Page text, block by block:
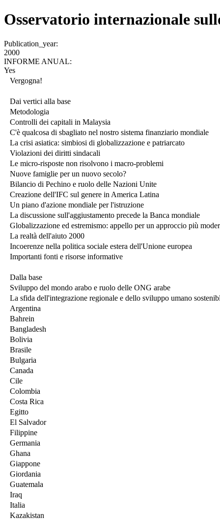
Osservatorio internazionale
Publication_year:
2000
INFORME ANUAL:
Yes
Vergogna!
Dai vertici alla base
Metodologia
Controlli dei capitali in Malaysia
C'è qualcosa di sbagliato nel nostro sistema finanziario mondiale
La crisi asiatica: simbiosi di globalizzazione e patriarcato
Violazioni dei diritti sindacali
Le micro-risposte non risolvono i macro-problemi
Nuove famiglie per un nuovo secolo?
Bilancio di Pechino e ruolo delle Nazioni Unite
Creazione dell'IFC sul genere in America Latina
Un piano d'azione mondiale per l'istruzione
La discussione sull'aggiustamento precede la Banca mondiale
Globalizzazione ed estremismo: appello per un approccio più
La realtà dell'aiuto 2000
Incoerenze nella politica sociale estera dell'Unione europea
Importanti fonti e risorse informative
Dalla base
Sviluppo del mondo arabo e ruolo delle ONG arabe
La sfida dell'integrazione regionale e dello sviluppo umano
Argentina
Bahrein
Bangladesh
Bolivia
Brasile
Bulgaria
Canada
Cile
Colombia
Costa Rica
Egitto
El Salvador
Filippine
Germania
Ghana
Giappone
Giordania
Guatemala
Iraq
Italia
Kazakistan